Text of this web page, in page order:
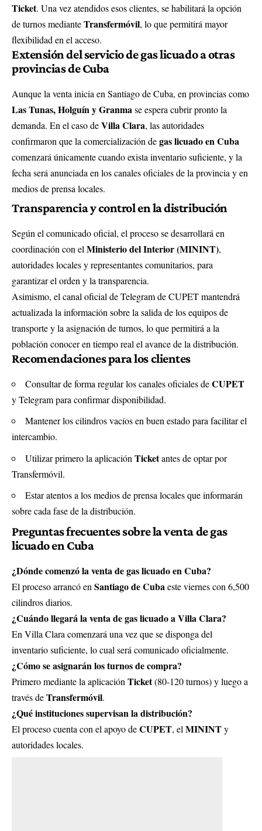
Ticket. Una vez atendidos esos clientes, se habilitará la opción
de turnos medianteTransfermóvil, lo que permitirá mayor
flexibilidad en el acceso.
Extensión del servicio de gas licuado a otras
provincias de Cuba
Aunque la venta inicia en Santiago de Cuba, en provincias como
Las Tunas, Holguín y Granmase espera cubrir pronto la
demanda. En el caso deVilla Clara, las autoridades
confirmaron que la comercialización degas licuado en Cuba
comenzará únicamente cuando exista inventario suficiente, y la
fecha será anunciada en los canales oficiales de la provincia y en
medios de prensa locales.
Transparencia y control en la distribución
Según el comunicado oficial, el proceso se desarrollará en
coordinación con el Ministerio del Interior (MININT),
autoridades locales y representantes comunitarios, para
garantizar el orden y la transparencia.
Asimismo, el canal oficial de Telegram de CUPET mantendrá
actualizada la información sobre la salida de los equipos de
transporte y la asignación de turnos, lo que permitirá a la
población conocer en tiempo real el avance de la distribución.
Recomendaciones para los clientes
Consultar de forma regular los canales oficiales deCUPET
y Telegram para confirmar disponibilidad.
Mantener los cilindros vacíos en buen estado para facilitar el
intercambio.
Utilizar primero la aplicación Ticketantes de optar por
Transfermóvil.
Estar atentos a los medios de prensa locales que informarán
sobre cada fase de la distribución.
Preguntas frecuentes sobre la venta de gas
licuado en Cuba
¿Dónde comenzó la venta de gas licuado en Cuba?
El proceso arrancó en Santiago de Cubaeste viernes con 6,500
cilindros diarios.
¿Cuándo llegará la venta de gas licuado a Villa Clara?
En Villa Clara comenzará una vez que se disponga del
inventario suficiente, lo cual será comunicado oficialmente.
¿Cómo se asignarán los turnos de compra?
Primero mediante la aplicación Ticket(80-120 turnos) y luego a
través deTransfermóvil.
¿Qué instituciones supervisan la distribución?
El proceso cuenta con el apoyo deCUPET, el MININTy
autoridades locales.